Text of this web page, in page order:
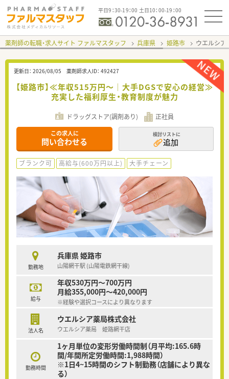
平日9：30-19：00 土日10：00-19：00
薬剤師の転職・求人サイト ファルマスタッフ 兵庫県 姫路市 ウエルシ
更新日： 2026/08/05 薬剤師求人ID： 492427
【姫路市】≪年収515万円～│大手DGSで安心の経営≫
充実した福利厚生・教育制度が魅力
ドラッグストア(調剤あり) 正社員
この求人に
問い合わせる
検討リストに
追加
ブランク可 高給与(600万円以上) 大手チェーン
勤務地
兵庫県 姫路市
山陽網干駅 (山陽電鉄網干線)
給与
年収530万円～700万円
月給355,000円～420,000円
※経験や選択コースにより異なります
法人名
ウエルシア薬局株式会社
ウエルシア薬局 姫路網干店
勤務時間
1ヶ月単位の変形労働時間制（月平均:165.6時
間/年間所定労働時間:1,988時間）
※1日4~15時間のシフト制勤務（店舗により異な
る）